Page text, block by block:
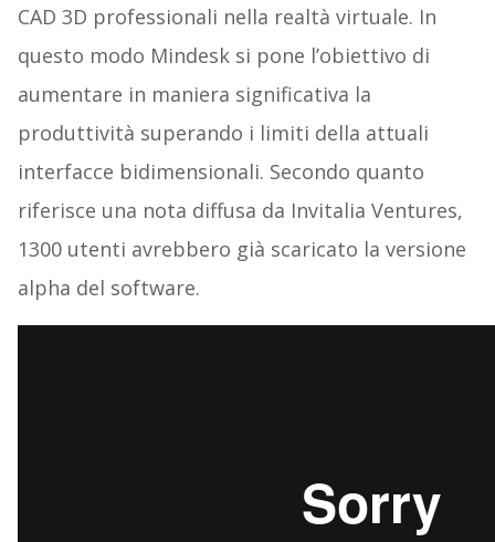
CAD 3D professionali nella realtà virtuale. In
questo modo Mindesk si pone l’obiettivo di
aumentare in maniera significativa la
produttività superando i limiti della attuali
interfacce bidimensionali. Secondo quanto
riferisce una nota diffusa da Invitalia Ventures,
1300 utenti avrebbero già scaricato la versione
alpha del software.